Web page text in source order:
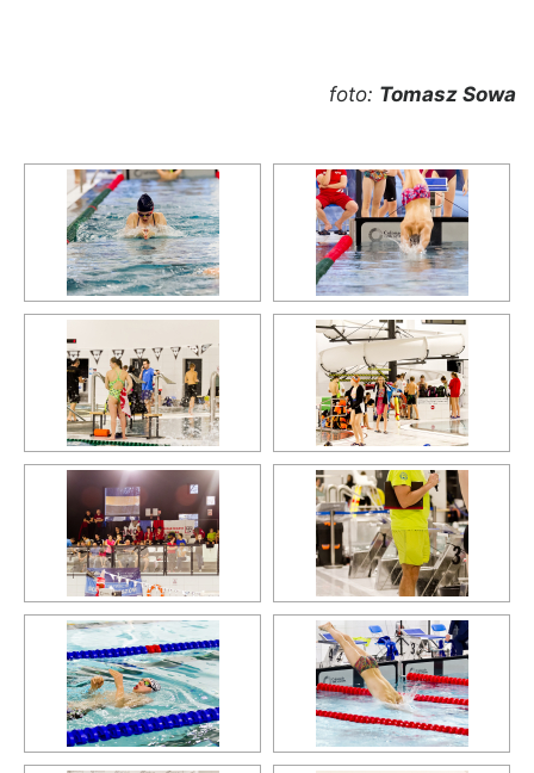
foto: Tomasz Sowa